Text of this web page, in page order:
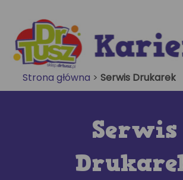
content
Strona główna >Serwis Drukarek
Serwis